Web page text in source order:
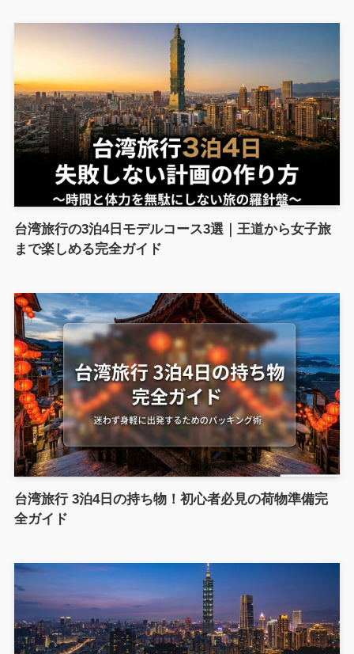
台湾旅行の3泊4日モデルコース3選｜王道から女子旅
まで楽しめる完全ガイド
台湾旅行 3泊4日の持ち物！初心者必見の荷物準備完
全ガイド